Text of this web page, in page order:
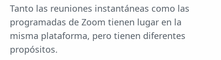
Tanto las reuniones instantáneas como las
programadas de Zoom tienen lugar en la
misma plataforma, pero tienen diferentes
propósitos.